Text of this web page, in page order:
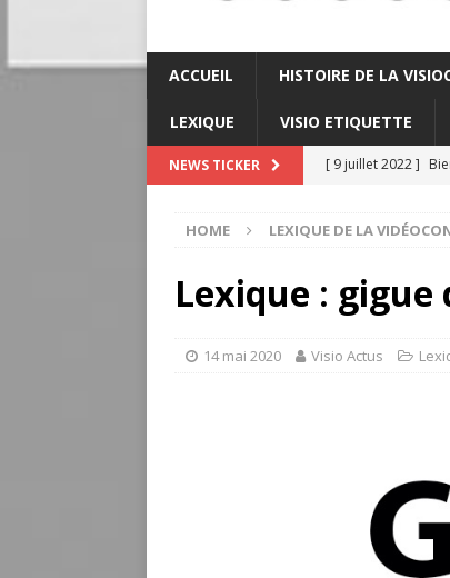
ACCUEIL HISTOIRE DE LA
LEXIQUE VISIO ETIQUETTE
NEWS TICKER [ 9 juillet 2022 ]
[ 3 juillet 2022 ]
VIDÉOCONFÉRENCE
[ 26 juin 2022 ]
ligne
HOME LEXIQUE DE LA
Lexique : gigue
14 mai 2020 Visio Actus